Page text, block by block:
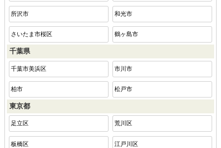
所沢市 和光市
さいたま市桜区 鶴ヶ島市
千葉県
千葉市美浜区 市川市
柏市 松戸市
東京都
足立区 荒川区
板橋区 江戸川区